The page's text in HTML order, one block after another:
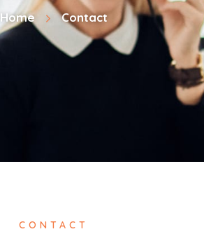
Home Contact
CONTACT